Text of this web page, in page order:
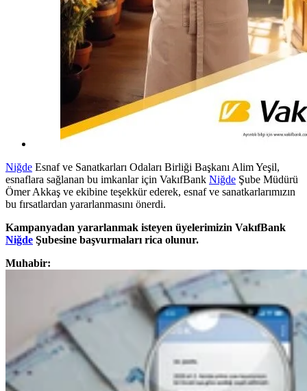
Niğde Esnaf ve Sanatkarları Odaları Birliği Başkanı Alim Yeşil,
esnaflara sağlanan bu imkanlar için VakıfBank Niğde Şube Müdürü
Ömer Akkaş ve ekibine teşekkür ederek, esnaf ve sanatkarlarımızın
bu fırsatlardan yararlanmasını önerdi.
Kampanyadan yararlanmak isteyen üyelerimizin VakıfBank
Niğde Şubesine başvurmaları rica olunur.
Muhabir: